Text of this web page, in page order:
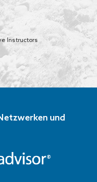
Instructors
und